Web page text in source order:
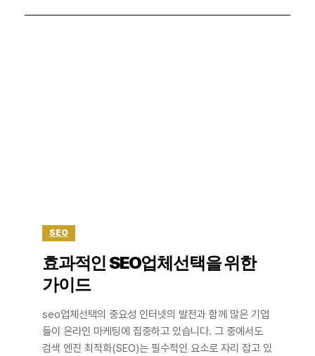
SEO
효과적인 SEO업체선택을 위한
가이드
seo업체선택의 중요성 인터넷의 발전과 함께 많은 기업
들이 온라인 마케팅에 집중하고 있습니다. 그 중에서도
검색 엔진 최적화(SEO)는 필수적인 요소로 자리 잡고 있